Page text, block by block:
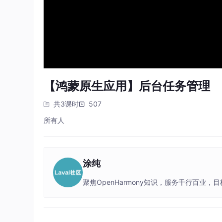
【鸿蒙原生应用】后台任务管理
共3课时
507
所有人
涂纯
聚焦OpenHarmony知识，服务千行百业，目